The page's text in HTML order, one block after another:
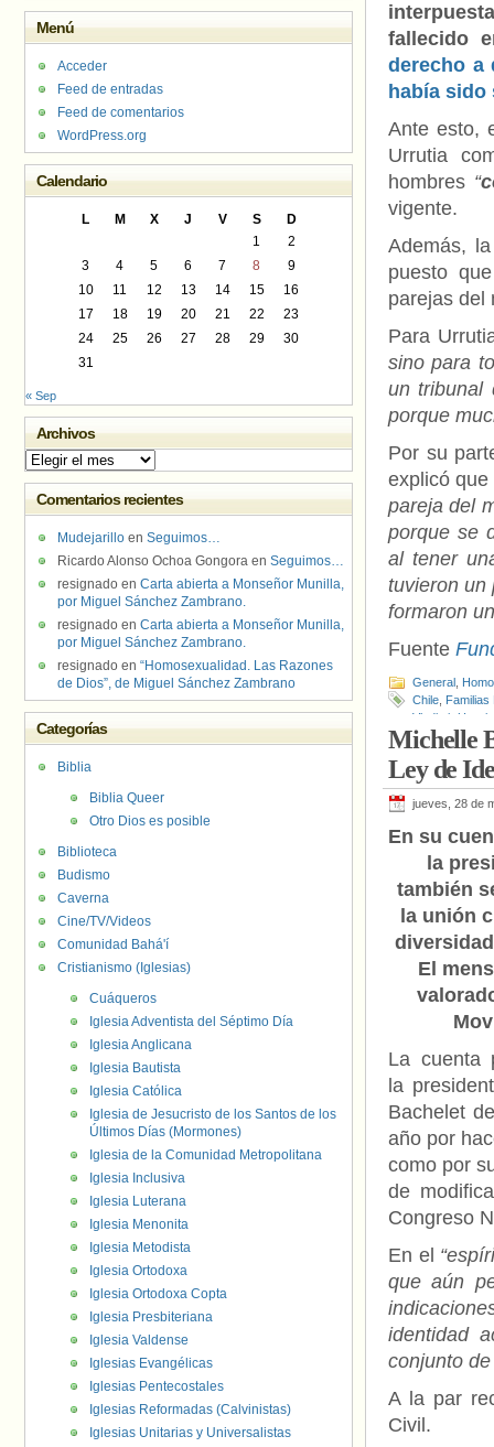
fallecido
derecho a
había sido
Ante esto,
Urrutia
hombres “
vigente.
Además,
puesto
parejas del
Para
sino para
un tribunal
porque
Por su
explicó que
pareja del
porque se
al tener
tuvieron un
formaron
Fuente
General
Chile Familias
Vladimir Urrutia
Michelle
Ley de
jueves, 28 de
En su
la
también
la unión
El
La cuenta
la
Bachelet
año por
como por
de
Congreso
En el
que aún
identidad
conjunto
A la par
Civil.
Menú
Acceder
Feed de entradas
Feed de comentarios
WordPress.org
Calendario
L M X J V S
D
1
2
3
4 5 6 7 8
9
10
11 12 13 14 15
16
17
18 19 20 21 22
23
24
25 26 27 28 29
30
31
« Sep
Archivos
Archivos
Comentarios recientes
Mudejarillo en Seguimos…
Ricardo Alonso Ochoa Gongora en Seguimos…
resignado en Carta abierta a Monseñor Munilla,
por Miguel Sánchez Zambrano.
resignado en Carta abierta a Monseñor Munilla,
por Miguel Sánchez Zambrano.
resignado en “Homosexualidad. Las Razones
de Dios”, de Miguel Sánchez Zambrano
Categorías
Biblia
Biblia Queer
Otro Dios es posible
Biblioteca
Budismo
Caverna
Cine/TV/Videos
Comunidad Bahá'í
Cristianismo (Iglesias)
Cuáqueros
Iglesia Adventista del Séptimo Día
Iglesia Anglicana
Iglesia Bautista
Iglesia Católica
Iglesia de Jesucristo de los Santos de los
Últimos Días (Mormones)
Iglesia de la Comunidad Metropolitana
Iglesia Inclusiva
Iglesia Luterana
Iglesia Menonita
Iglesia Metodista
Iglesia Ortodoxa
Iglesia Ortodoxa Copta
Iglesia Presbiteriana
Iglesia Valdense
Iglesias Evangélicas
Iglesias Pentecostales
Iglesias Reformadas (Calvinistas)
Iglesias Unitarias y Universalistas